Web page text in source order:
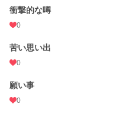
衝撃的な噂
0
苦い思い出
0
願い事
0